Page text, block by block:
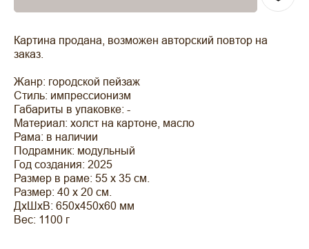
Картина продана, возможен авторский повтор на
заказ.
Жанр: городской пейзаж
Стиль: импрессионизм
Габариты в упаковке: -
Материал: холст на картоне, масло
Рама: в наличии
Подрамник: модульный
Год создания: 2025
Размер в раме: 55 х 35 см.
Размер: 40 х 20 см.
ДxШxВ: 650x450x60 мм
Вес: 1100 г